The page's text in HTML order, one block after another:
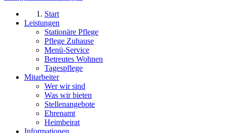
Start
Leistungen
Stationäre Pflege
Pflege Zuhause
Menü-Service
Betreutes Wohnen
Tagespflege
Mitarbeiter
Wer wir sind
Was wir bieten
Stellenangebote
Ehrenamt
Heimbeirat